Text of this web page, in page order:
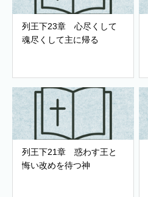
列王下23章 心尽くして
魂尽くして主に帰る
列王下21章 惑わす王と
悔い改めを待つ神